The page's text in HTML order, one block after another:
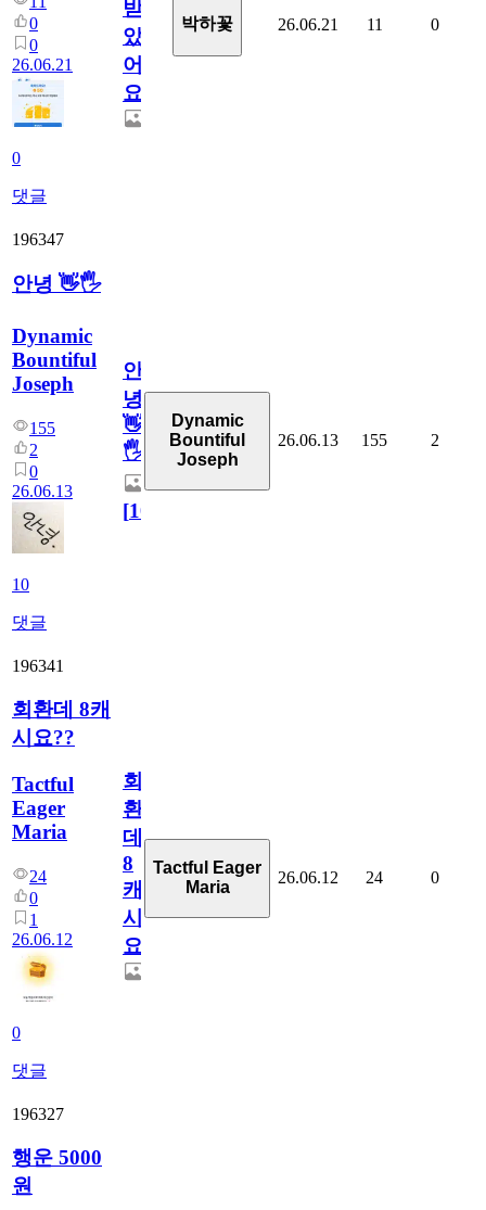
0
0
26.06.21
0
댓글
받
았
어
요.
박하꽃 26.06.21 11 0
196347
안녕 👋🖐
Dynamic
Bountiful
Joseph
155
2
0
26.06.13
10
댓글
안
녕
👋
🖐
[10
Dynamic
Bountiful
Joseph
26.06.13 155 2
196341
회환데 8캐
시요??
Tactful
Eager
Maria
24
0
1
26.06.12
0
댓글
회
환
데
8
캐
시
요??
Tactful Eager
Maria
26.06.12 24 0
196327
행운 5000
원